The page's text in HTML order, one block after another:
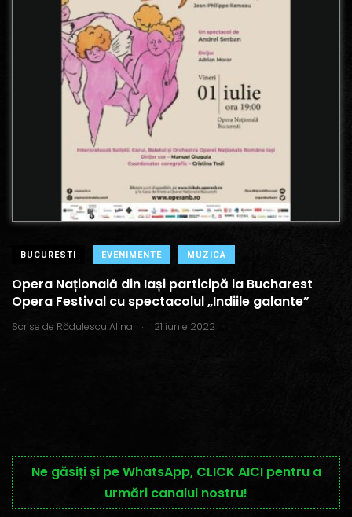
BUCURESTI EVENIMENTE MUZICA
Opera Națională din Iași participă la Bucharest
Opera Festival cu spectacolul „Indiile galante”
Scrise de Rădulescu Alina . 21 iunie 2022
Ne găsiți și pe WhatsApp, CLICK AICI pentru a
urmări canalul nostru!